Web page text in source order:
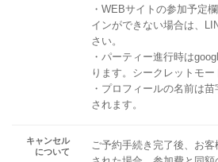
・WEBサイトの参加予定
インができない場合は、
さい。
・パーティー進行時は
ります。シークレットモー
・プロフィールの名前は
されます。
キャンセル
について
ご予約手続き完了後、お